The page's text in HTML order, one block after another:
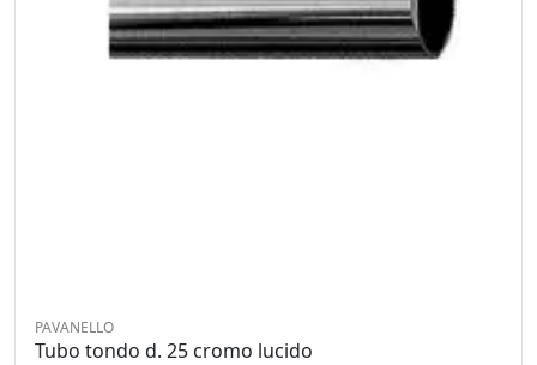
PAVANELLO
Tubo tondo d. 25 cromo lucido